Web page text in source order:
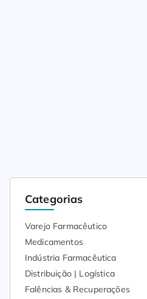
Categorias
Varejo Farmacêutico
Medicamentos
Indústria Farmacêutica
Distribuição | Logística
Falências & Recuperações